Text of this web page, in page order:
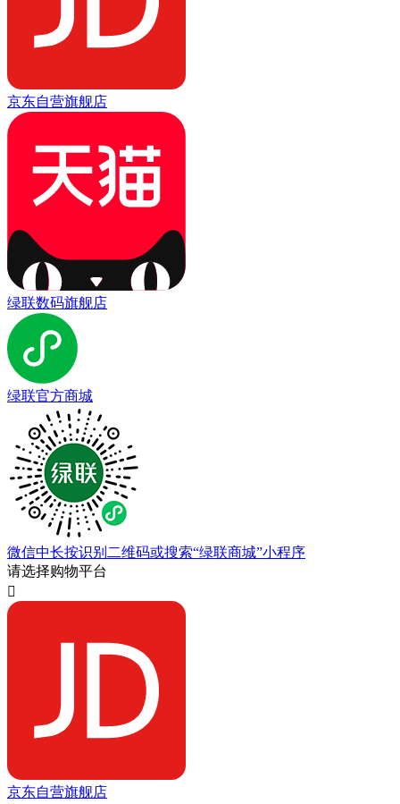
京东自营旗舰店
绿联数码旗舰店
绿联官方商城
微信中长按识别二维码或搜索“绿联商城”小程序
请选择购物平台

京东自营旗舰店